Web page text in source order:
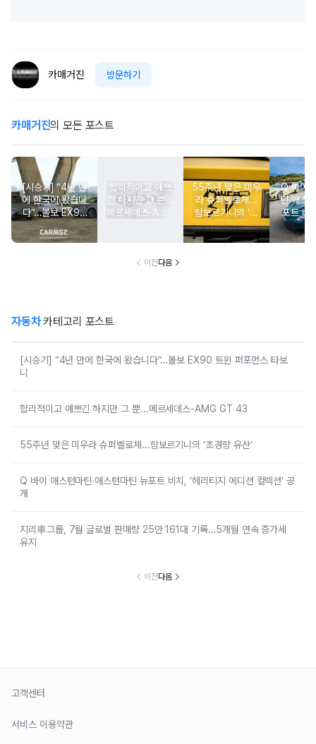
카매거진 방문하기
카매거진의 모든 포스트
[시승기] “4년 만
에 한국에 왔습니
다”…볼보 EX90
트윈 퍼포먼스 타
보니
합리적이고 예쁘
긴 하지만 그 뿐...
메르세데스-AMG
55주년 맞은 미우
라 슈퍼벨로체...
람보르기니의 ‘초
경량 유산’
Q 바이
틴·애스
포트 비
티지 에
션’
이전다음
자동차카테고리 포스트
[시승기] “4년 만에 한국에 왔습니다”…볼보 EX90 트윈 퍼포먼스 타보
니
합리적이고 예쁘긴 하지만 그 뿐...메르세데스-AMG GT 43
55주년 맞은 미우라 슈퍼벨로체...람보르기니의 ‘초경량 유산’
Q 바이 애스턴마틴·애스턴마틴 뉴포트 비치, ‘헤리티지 에디션 컬렉션’ 공
개
지리車그룹, 7월 글로벌 판매량 25만 161대 기록…5개월 연속 증가세
유지
이전다음
고객센터
서비스 이용약관